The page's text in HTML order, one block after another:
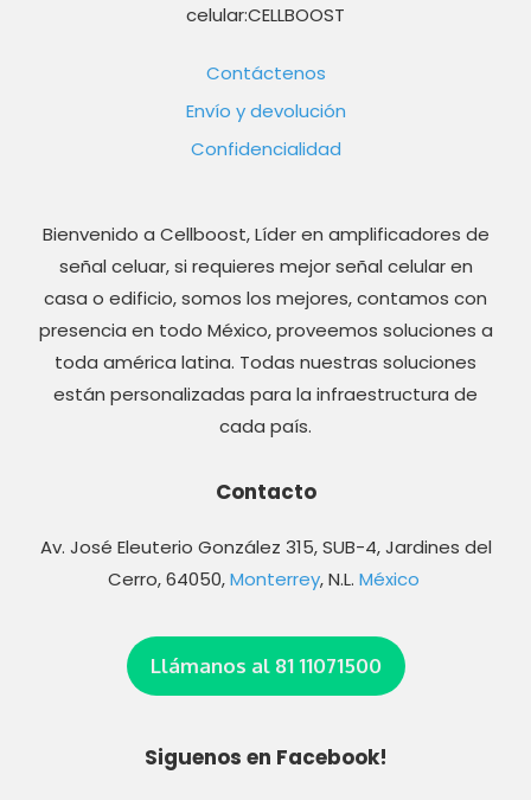
celular:CELLBOOST
Contáctenos
Envío y devolución
Confidencialidad
Bienvenido a Cellboost, Líder en amplificadores de
señal celuar, si requieres mejor señal celular en
casa o edificio, somos los mejores, contamos con
presencia en todo México, proveemos soluciones a
toda américa latina. Todas nuestras soluciones
están personalizadas para la infraestructura de
cada país.
Contacto
Av. José Eleuterio González 315, SUB-4, Jardines del
Cerro, 64050,Monterrey, N.L. México
Llámanos al 81 11071500
Siguenos en Facebook!